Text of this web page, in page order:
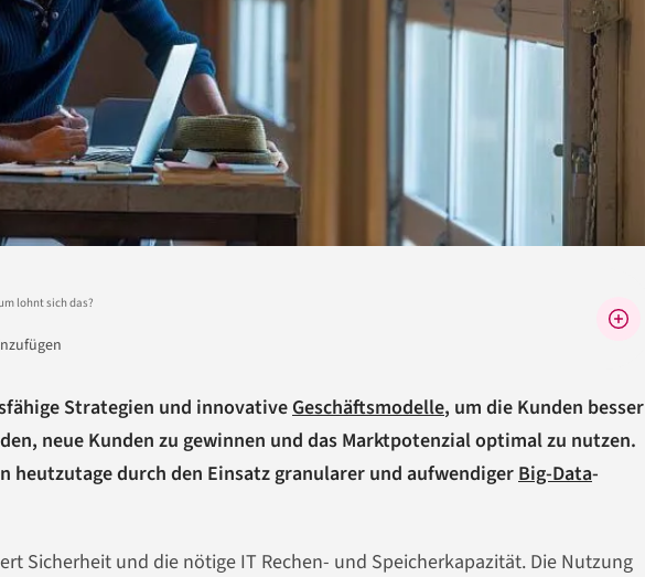
lohnt sich das?
Strategien und innovative Geschäftsmodelle, um die Kunden besser
neue Kunden zu gewinnen und das Marktpotenzial optimal zu nutzen.
heutzutage durch den Einsatz granularer und aufwendiger Big-Data-
Sicherheit und die nötige IT Rechen- und Speicherkapazität. Die Nutzung